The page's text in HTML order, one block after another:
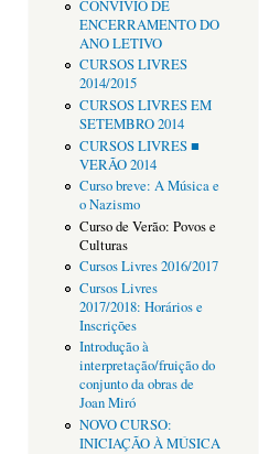
CONVÍVIO DE
ENCERRAMENTO DO
ANO LETIVO
CURSOS LIVRES
2014/2015
CURSOS LIVRES EM
SETEMBRO 2014
CURSOS LIVRES ■
VERÃO 2014
Curso breve: A Música e
o Nazismo
Curso de Verão: Povos e
Culturas
Cursos Livres 2016/2017
Cursos Livres
2017/2018: Horários e
Inscrições
Introdução à
interpretação/fruição do
conjunto da obras de
Joan Miró
NOVO CURSO:
INICIAÇÃO À MÚSICA